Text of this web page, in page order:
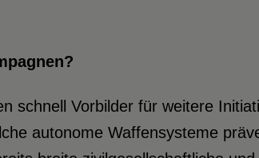
schnell Vorbilder für weitere
autonome Waffensysteme